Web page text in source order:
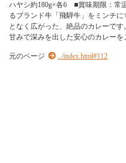
ハヤシ約180g×各6 ■賞味期限 ： 常
るブラ ン ド牛 「 飛騨牛 」 を ミ ンチに
と な く 広がった、 絶品のカ レーです。
甘みで深みを出 した安心のカ レーを
元のページ ../index.html#112